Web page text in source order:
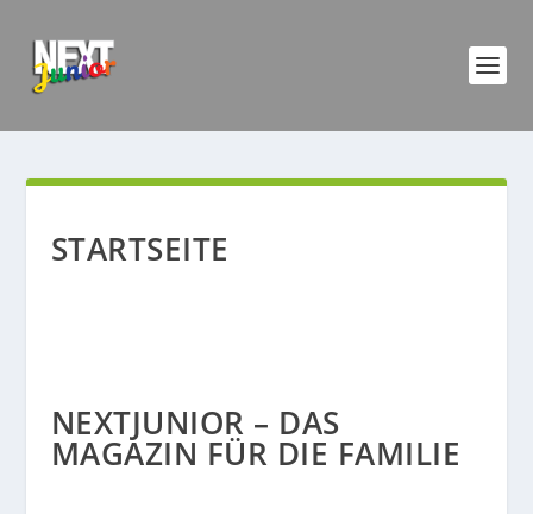
STARTSEITE
NEXTJUNIOR – DAS
MAGAZIN FÜR DIE FAMILIE